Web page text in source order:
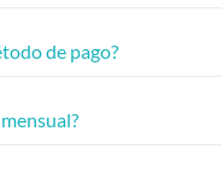
🇬🇧REINO UNIDO
de pago?